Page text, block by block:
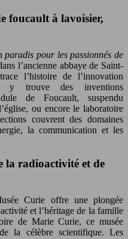
foucault à lavoisier,
paradis pour les passionnés de
l’ancienne abbaye de Saint-
l’histoire de l’innovation
y trouve des inventions
de Foucault, suspendu
ou encore le laboratoire
couvrent des domaines
la communication et les
la radioactivité et de
Curie offre une plongée
et l’héritage de la famille
de Marie Curie, ce musée
la célèbre scientifique. Les